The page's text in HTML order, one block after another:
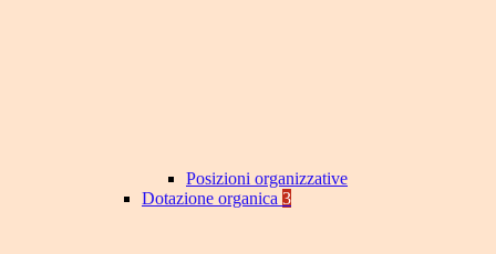
Posizioni organizzative
Dotazione organica 3